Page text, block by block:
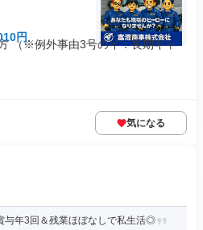
円
（※例外事由3号のイ：長期キャ
気になる
与年3回＆残業ほぼなしで私生活◎